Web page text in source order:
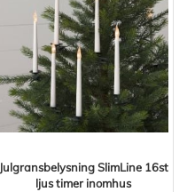
Julgransbelysning SlimLine 16st
ljus timer inomhus